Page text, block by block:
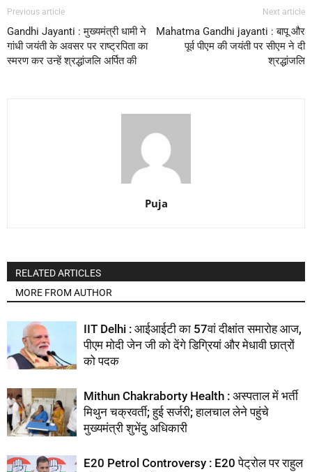
Previous article
Gandhi Jayanti : मुख्यमंत्री धामी ने
गांधी जयंती के अवसर पर राष्ट्रपिता का
स्मरण कर उन्हें श्रद्धांजलि अर्पित की
Next article
Mahatma Gandhi jayanti : बापू और
पूर्व पीएम की जयंती पर सीएम ने दी
श्रद्धांजलि
Puja
RELATED ARTICLES
MORE FROM AUTHOR
IIT Delhi : आईआईटी का 57वां दीक्षांत समारोह आज,
पीएम मोदी जेन जी को देंगे डिग्रियां और मेधावी छात्रों
को पदक
Mithun Chakraborty Health : अस्पताल में भर्ती
मिथुन चक्रवर्ती; हुई सर्जरी; हालचाल लेने पहुंचे
मुख्यमंत्री शुभेंदु अधिकारी
E20 Petrol Controversy : E20 पेट्रोल पर राहुल